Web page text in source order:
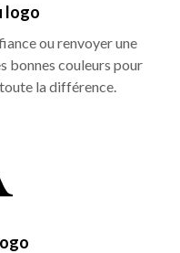
logo
ou renvoyer une
bonnes couleurs pour
la différence.